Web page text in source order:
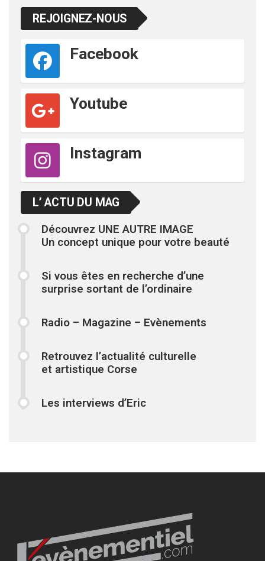
REJOIGNEZ-NOUS
Facebook
Youtube
Instagram
L’ ACTU DU MAG
Découvrez UNE AUTRE IMAGE
Un concept unique pour votre beauté
Si vous êtes en recherche d’une
surprise sortant de l’ordinaire
Radio – Magazine – Evènements
Retrouvez l’actualité culturelle
et artistique Corse
Les interviews d’Eric